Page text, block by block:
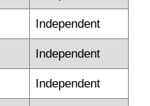
Independent
Independent
Independent